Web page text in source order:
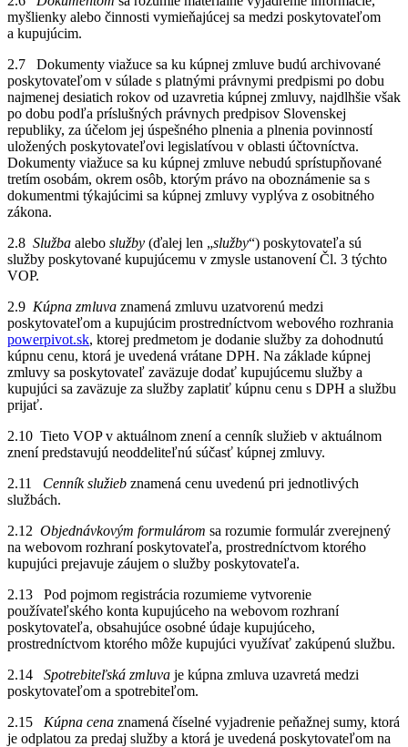
myšlienky alebo činnosti vymieňajúcej sa medzi poskytovateľom
a kupujúcim.
2.7 Dokumenty viažuce sa ku kúpnej zmluve budú archivované
poskytovateľom v súlade s platnými právnymi predpismi po dobu
najmenej desiatich rokov od uzavretia kúpnej zmluvy, najdlhšie však
po dobu podľa príslušných právnych predpisov Slovenskej
republiky, za účelom jej úspešného plnenia a plnenia povinností
uložených poskytovateľovi legislatívou v oblasti účtovníctva.
Dokumenty viažuce sa ku kúpnej zmluve nebudú sprístupňované
tretím osobám, okrem osôb, ktorým právo na oboznámenie sa s
dokumentmi týkajúcimi sa kúpnej zmluvy vyplýva z osobitného
zákona.
2.8 Služba alebo služby (ďalej len „služby“) poskytovateľa sú
služby poskytované kupujúcemu v zmysle ustanovení Čl. 3 týchto
VOP.
2.9 Kúpna zmluva znamená zmluvu uzatvorenú medzi
poskytovateľom a kupujúcim prostredníctvom webového rozhrania
powerpivot.sk, ktorej predmetom je dodanie služby za dohodnutú
kúpnu cenu, ktorá je uvedená vrátane DPH. Na základe kúpnej
zmluvy sa poskytovateľ zaväzuje dodať kupujúcemu služby a
kupujúci sa zaväzuje za služby zaplatiť kúpnu cenu s DPH a službu
prijať.
2.10 Tieto VOP v aktuálnom znení a cenník služieb v aktuálnom
znení predstavujú neoddeliteľnú súčasť kúpnej zmluvy.
2.11 Cenník služieb znamená cenu uvedenú pri jednotlivých
službách.
2.12 Objednávkovým formulárom sa rozumie formulár zverejnený
na webovom rozhraní poskytovateľa, prostredníctvom ktorého
kupujúci prejavuje záujem o služby poskytovateľa.
2.13 Pod pojmom registrácia rozumieme vytvorenie
používateľského konta kupujúceho na webovom rozhraní
poskytovateľa, obsahujúce osobné údaje kupujúceho,
prostredníctvom ktorého môže kupujúci využívať zakúpenú službu.
2.14 Spotrebiteľská zmluva je kúpna zmluva uzavretá medzi
poskytovateľom a spotrebiteľom.
2.15 Kúpna cena znamená číselné vyjadrenie peňažnej sumy, ktorá
je odplatou za predaj služby a ktorá je uvedená poskytovateľom na